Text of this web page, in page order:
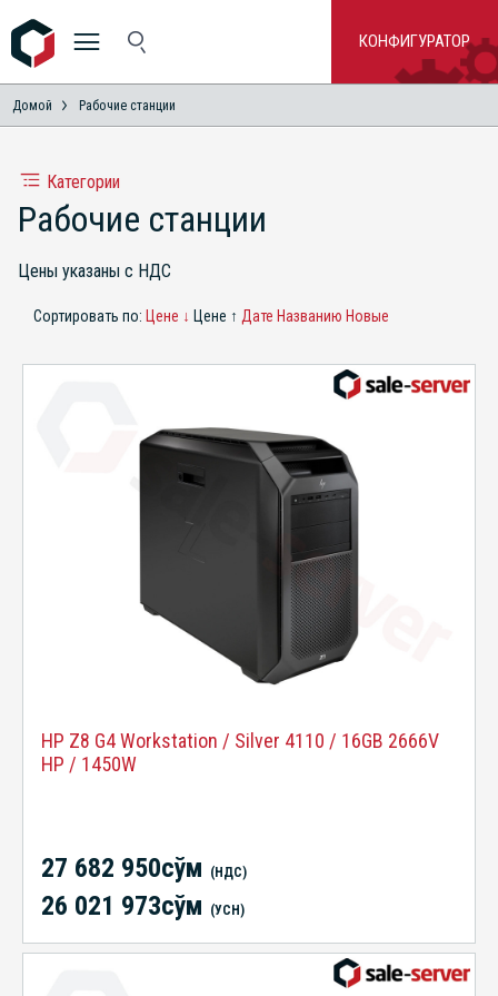
КОНФИГУРАТОР
Домой Рабочие станции
Категории
Рабочие станции
Цены указаны с НДС
Сортировать по: Цене ↓ Цене ↑ Дате Названию Новые
HP Z8 G4 Workstation / Silver 4110 / 16GB 2666V
HP / 1450W
27 682 950сўм (НДС)
26 021 973сўм (УСН)